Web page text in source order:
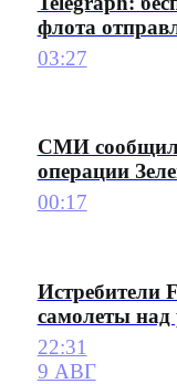
флота
03:27
СМИ
операции
00:17
Истребители
самолеты над
22:31
9 АВГ